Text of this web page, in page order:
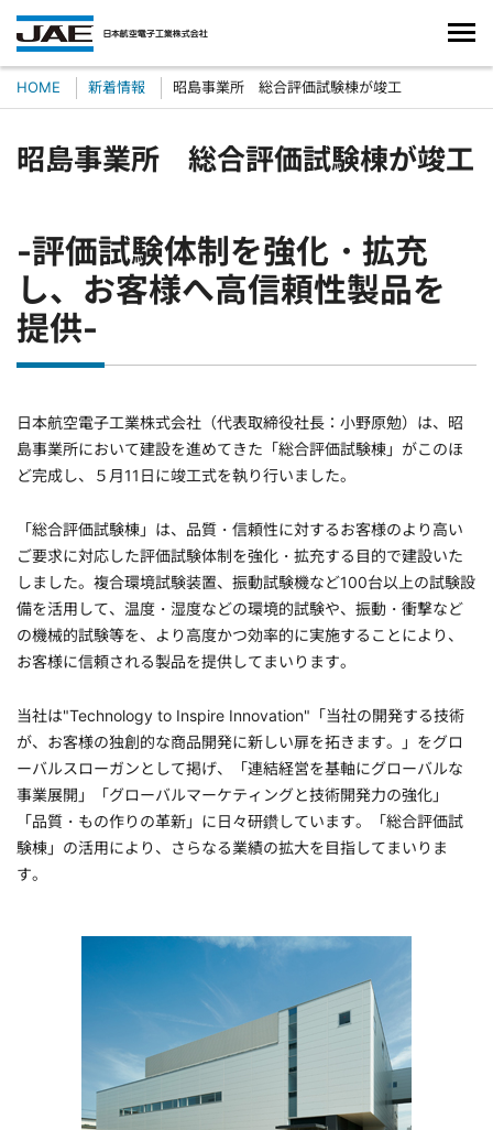
HOME 新着情報 昭島事業所 総合評価試験棟が竣工
昭島事業所 総合評価試験棟が竣工
-評価試験体制を強化・拡充
し、お客様へ高信頼性製品を
提供-
日本航空電子工業株式会社（代表取締役社長：小野原勉）は、昭
島事業所において建設を進めてきた「総合評価試験棟」がこのほ
ど完成し、５月11日に竣工式を執り行いました。
「総合評価試験棟」は、品質・信頼性に対するお客様のより高い
ご要求に対応した評価試験体制を強化・拡充する目的で建設いた
しました。複合環境試験装置、振動試験機など100台以上の試験設
備を活用して、温度・湿度などの環境的試験や、振動・衝撃など
の機械的試験等を、より高度かつ効率的に実施することにより、
お客様に信頼される製品を提供してまいります。
当社は"Technology to Inspire Innovation"「当社の開発する技術
が、お客様の独創的な商品開発に新しい扉を拓きます。」をグロ
ーバルスローガンとして掲げ、「連結経営を基軸にグローバルな
事業展開」「グローバルマーケティングと技術開発力の強化」
「品質・もの作りの革新」に日々研鑽しています。「総合評価試
験棟」の活用により、さらなる業績の拡大を目指してまいりま
す。